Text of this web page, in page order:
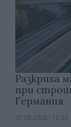
Разкриха
при
Германия
07.08.2026 / 12:30